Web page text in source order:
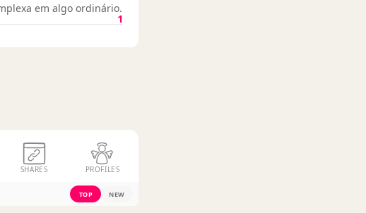
em algo ordinário.
1
SHARES PROFILES
TOP NEW